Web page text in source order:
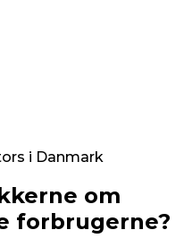
i Danmark
om
forbrugerne?